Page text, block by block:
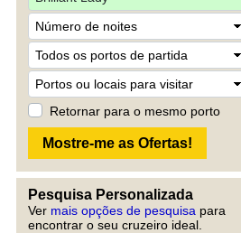
Retornar para o mesmo porto
Pesquisa Personalizada
Ver mais opções de pesquisa para
encontrar o seu cruzeiro ideal.